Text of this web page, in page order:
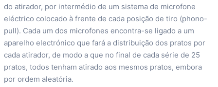
do atirador, por intermédio de um sistema de microfone
eléctrico colocado à frente de cada posição de tiro (phono-
pull). Cada um dos microfones encontra-se ligado a um
aparelho electrónico que fará a distribuição dos pratos por
cada atirador, de modo a que no final de cada série de 25
pratos, todos tenham atirado aos mesmos pratos, embora
por ordem aleatória.